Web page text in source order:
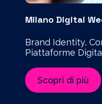
Milano Digital
Brand Identity,
Piattaforme
Scopri di più